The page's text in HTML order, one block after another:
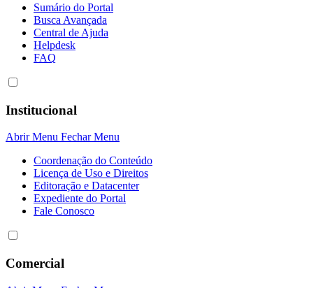
Sumário do Portal
Busca Avançada
Central de Ajuda
Helpdesk
FAQ
Institucional
Abrir Menu Fechar Menu
Coordenação do Conteúdo
Licença de Uso e Direitos
Editoração e Datacenter
Expediente do Portal
Fale Conosco
Comercial